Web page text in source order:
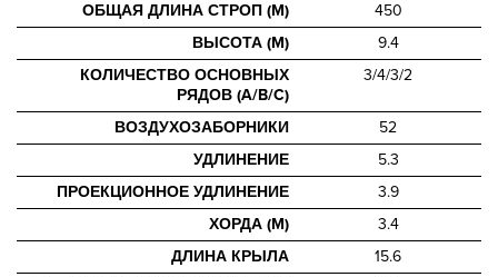
ОБЩАЯ ДЛИНА СТРОП (M)
450
ВЫСОТА (M)
9.4
КОЛИЧЕСТВО ОСНОВНЫХ
РЯДОВ (A/B/C)
3/4/3/2
ВОЗДУХОЗАБОРНИКИ
52
УДЛИНЕНИЕ
5.3
ПРОЕКЦИОННОЕ УДЛИНЕНИЕ
3.9
ХОРДА (M)
3.4
ДЛИНА КРЫЛА
15.6